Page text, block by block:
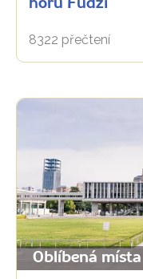
horu Fudži
8322 přečtení
Oblíbená místa